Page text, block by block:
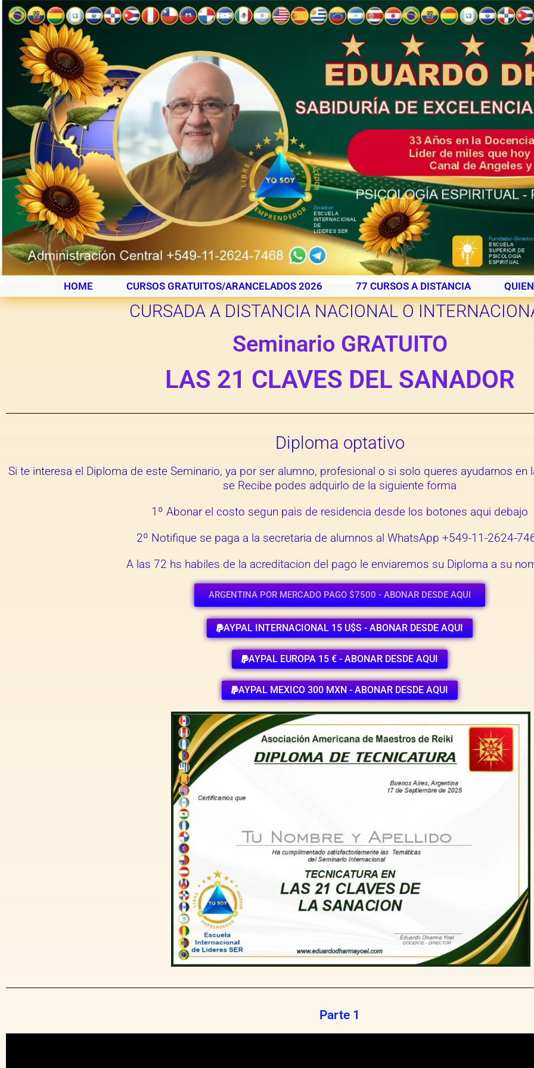
HOME CURSOS GRATUITOS/ARANCELADOS 2026 77 CURSOS A DISTANCIA
CURSADA A DISTANCIA NACIONAL O
Seminario GRATUITO
LAS 21 CLAVES DEL SANADOR
Diploma optativo
Si te interesa el Diploma de este Seminario, ya por ser alumno, profesional o si solo queres ayudarnos en
se Recibe podes adquirlo de la siguiente forma
1º Abonar el costo segun pais de residencia desde los botones aqui debajo
2º Notifique se paga a la secretaria de alumnos al WhatsApp +549-11-2624-
A las 72 hs habiles de la acreditacion del pago le enviaremos su Diploma a su
ARGENTINA POR MERCADO PAGO $7500 - ABONAR DESDE AQUI
AYPAL INTERNACIONAL 15 U$S - ABONAR DESDE AQUI
AYPAL EUROPA 15 € - ABONAR DESDE AQUI
AYPAL MEXICO 300 MXN - ABONAR DESDE AQUI
Parte 1